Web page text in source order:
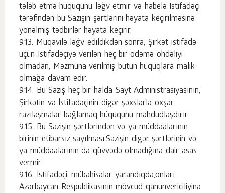
tələb etmə hüququnu ləğv etmir və habelə İstifadəçi
tərəfindən bu Sazişin şərtlərini həyata keçirilməsinə
yönəlmiş tədbirlər həyata keçirir.
Müqavilə ləğv edildikdən sonra, Şirkət istifadə
üçün İstifadəçiyə verilən heç bir ödəmə öhdəliyi
olmadan, Məzmuna verilmiş bütün hüquqlara malik
olmağa davam edir.
Bu Saziş heç bir halda Sayt Administrasiyasının,
Şirkətin və İstifadəçinin digər şəxslərlə oxşar
razılaşmalar bağlamaq hüququnu məhdudlaşdırır.
Bu Sazişin şərtlərindən və ya müddəalarının
birinin etibarsız sayılması,Sazişin digər şərtlərinin və
ya müddəalarının da qüvvədə olmadığına dair əsas
vermir.
İstifadəçi, mübahisələr yarandıqda,onları
Azərbaycan Respublikasının mövcud qanunvericiliyinə